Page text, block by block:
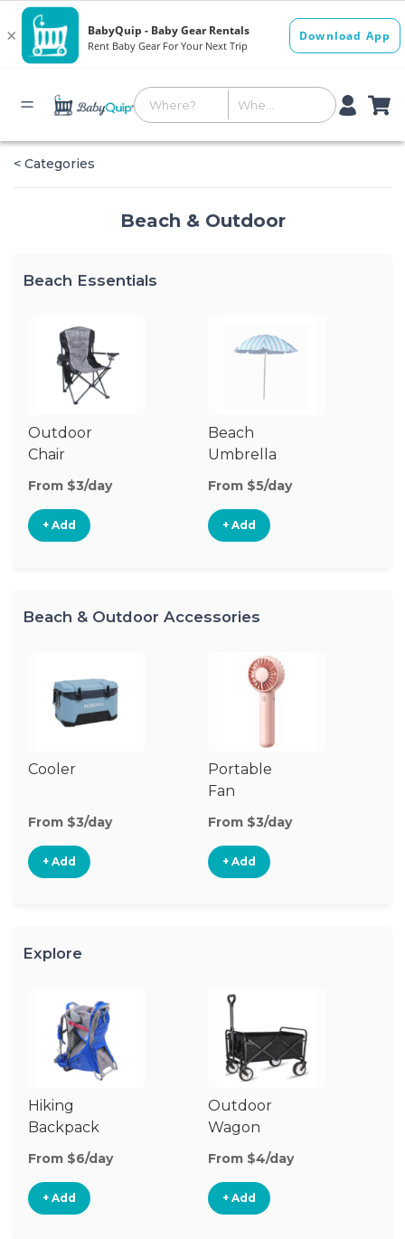
< Categories
Beach & Outdoor
Beach Essentials
Outdoor
Chair
From $3/day
+ Add
Beach
Umbrella
From $5/day
+ Add
Beach & Outdoor Accessories
Cooler
From $3/day
+ Add
Portable
Fan
From $3/day
+ Add
Explore
Hiking
Backpack
Carrier
From $6/day
+ Add
Outdoor
Wagon
From $4/day
+ Add